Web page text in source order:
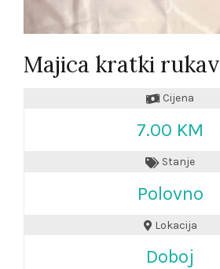
Majica kratki rukav
Cijena
7.00 KM
Stanje
Polovno
Lokacija
Doboj